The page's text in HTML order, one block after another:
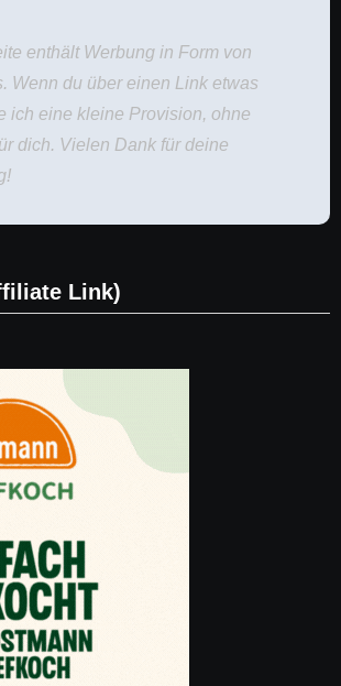
enthält Werbung in Form von
Wenn du über einen Link etwas
ich eine kleine Provision, ohne
dich. Vielen Dank für deine
Link)